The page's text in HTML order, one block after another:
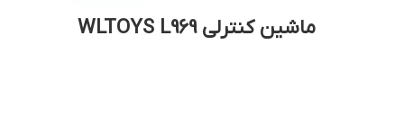
ماشین کنترلی WLTOYS L969